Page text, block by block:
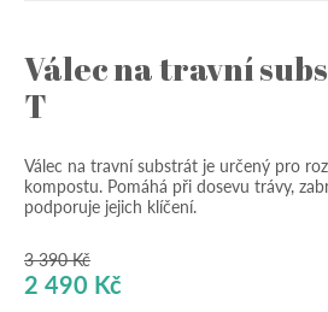
Válec na travní
T
Válec na travní substrát je určený pro
kompostu. Pomáhá při dosevu trávy,
podporuje jejich klíčení.
3 390Kč
Původní
2 490 Kč